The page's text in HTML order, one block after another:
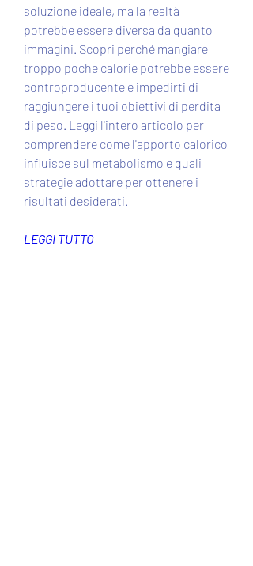
soluzione ideale, ma la realtà
potrebbe essere diversa da quanto
immagini. Scopri perché mangiare
troppo poche calorie potrebbe essere
controproducente e impedirti di
raggiungere i tuoi obiettivi di perdita
di peso. Leggi l'intero articolo per
comprendere come l'apporto calorico
influisce sul metabolismo e quali
strategie adottare per ottenere i
risultati desiderati.
LEGGI TUTTO